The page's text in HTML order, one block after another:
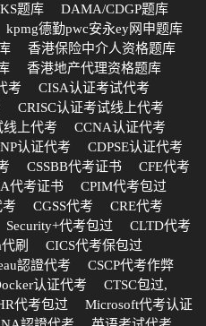
题库
DAMA/CDGP题库
kpmg德勤pwc安永ey网申题库
香港保险中介人资格题库
香港地产代理资格题库
考
CISA认证考试代考
CRISC认证考试线上代考
线上代考
CCNA认证代考
认证代考
CDPSE认证代考
CSSBB代考证书
CFE代考
代考证书
CPIM代考包过
CGSS代考
CRE代考
Security+代考包过
CLTD代考
刷
CICS代考保包过
認證代考
CSCP代考作弊
认证代考
CTSC包过,
代考包过
Microsoft代考认证